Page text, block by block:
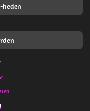
heden